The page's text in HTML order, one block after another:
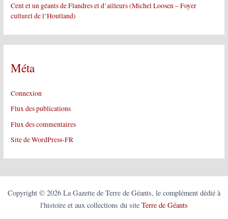
Cent et un géants de Flandres et d’ailleurs (Michel Loosen – Foyer
culturel de l’Houtland)
Méta
Connexion
Flux des publications
Flux des commentaires
Site de WordPress-FR
Copyright © 2026 La Gazette de Terre de Géants, le complément dédié à
l'histoire et aux collections du site Terre de Géants